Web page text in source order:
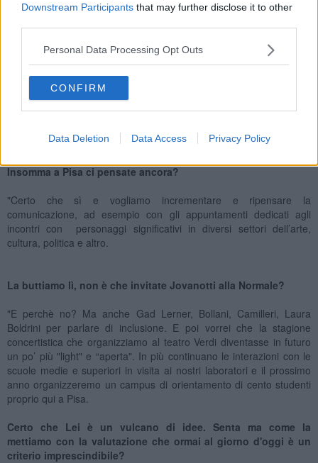
Downstream Participants that may further disclose it to other
Personal Data Processing Opt Outs
CONFIRM
Data Deletion Data Access Privacy Policy
"Stiamo studiando soluzioni e ne abbiamo già individuata
qualcuna, anche insieme alla Scuola Sant'Anna. Se nel percorso
centrale da Piazza Martiri della Libertà sino a Piazza dei Cavalieri
organizziamo manifestazioni, spettacoli, conferenze in piazza, in
zona e offriamo una occasione a pisani e non solo per conoscere
qualcosa in più anche di noi. Certo che per farlo serve la
collaborazione del Comune e delle forze dell'ordine, non possiamo
Insomma a Pisa ci pensate ancora?
"Certo che sì e vogliamo incrementare e ripensare la
comunicazione, ad esempio con gli appuntamenti dedicati agli
incontri con personaggi significativi in diversi settori dell’arte,
cultura, politica e altro.
La buttiamo lì, non è che invitate Jovanotti alla Normale?
"E perchè no? Ma anche Gad Lerner, Bollani, Camilleri, Laura
Boldrini per parlare di inclusione. E poi vorrei che la stagione
concertistica che organizziamo al teatro Verdi diventasse in futuro
un po’ più "light" e “aperta". In più continuano le interazioni con le
scuole medie e superiori in visita ai nostri laboratori e il prossimo
anno organizzeremo un campus di orientamento di cento studenti
proprio qui a Pisa.
Certo che Lei è un vulcano di idee. Senta ma come la
mettiamo con la valutazione che ormai al giorno d'oggi è un
criterio imprescindibile?